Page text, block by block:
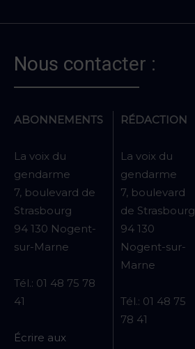
Nous contacter :
ABONNEMENTS
La voix du
gendarme
7, boulevard de
Strasbourg
94 130 Nogent-
sur-Marne
Tél.: 01 48 75 78
41
Écrire aux
RÉDACTION
La voix du
gendarme
7, boulevard
de Strasbourg
94 130
Nogent-sur-
Marne
Tél.: 01 48 75
78 41